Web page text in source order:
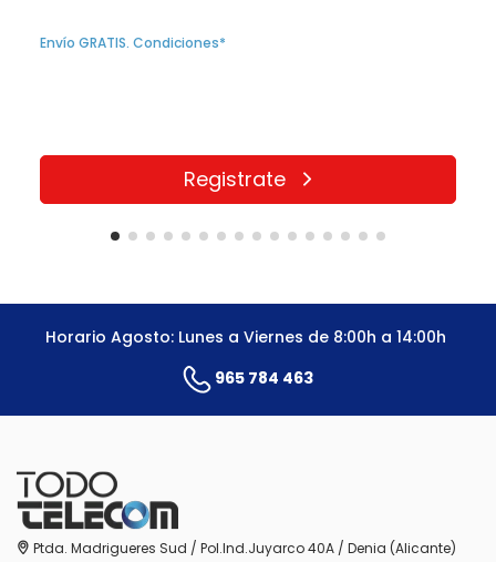
Envío GRATIS. Condiciones*
Registrate
Horario Agosto: Lunes a Viernes de 8:00h a 14:00h
965 784 463
Ptda. Madrigueres Sud / Pol.Ind.Juyarco 40A / Denia (Alicante)